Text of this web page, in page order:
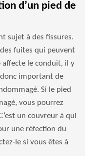
d’un pied de
sujet à des fissures.
fuites qui peuvent
affecte le conduit, il y
important de
Si le pied
vous pourrez
un couvreur à qui
une réfection du
le si vous êtes à